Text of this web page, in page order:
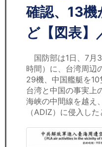
リサーチ
セミナー
労務顧問
ＩＴ
確認、13機
ど【図表】
国防部は1日、7月
時間）に、台湾周辺
29機、中国艦艇を
台湾と中国の事実上
海峡の中間線を越え
（ADIZ）に侵入した